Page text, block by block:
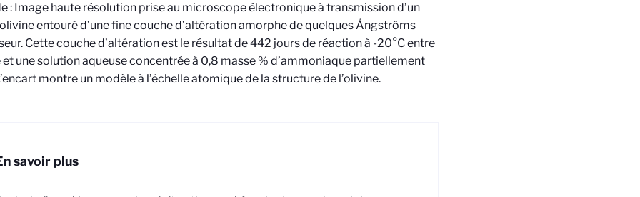
: Image haute résolution prise au microscope électronique à transmission d’un
entouré d’une fine couche d’altération amorphe de quelques Ångströms
Cette couche d’altération est le résultat de 442 jours de réaction à -20°C entre
et une solution aqueuse concentrée à 0,8 masse % d’ammoniaque partiellement
montre un modèle à l’échelle atomique de la structure de l’olivine.
savoir plus